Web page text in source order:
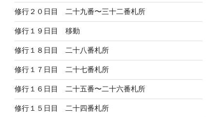
修行２０日目 二十九番〜三十二番札所
修行１９日目 移動
修行１８日目 二十八番札所
修行１７日目 二十七番札所
修行１６日目 二十五番〜二十六番札所
修行１５日目 二十四番札所